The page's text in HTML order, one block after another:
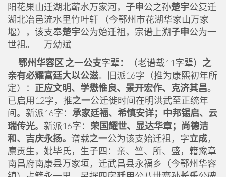
阳花果山迁湖北蕲水万家河， 子申公之孙楚宇公复迁
湖北冶邑流水里竹叶轩 （今鄂州市花湖华家山万家
堰），该支奉楚宇公为始迁祖，宗谱上溯子申公为一
世祖。 万幼斌
鄂州华容区 之一公支字辈： （老谱载11字辈） 之
亲有必耀富廷大以公滋。旧派16字（推为康熙初年所
定）： 正应文明、学懋惟良、景开宏作、克济其昌。
已启用12字，推之一公迁徙时间在明洪武至正统年
间。新派16字： 承家廷福、希慎安详；中邦锡启、云
瑞传光。新派16字： 荣国耀世、显达华章；尚德洁
和、吉庆永扬。 谱载之一公为该支始迁祖，字立成，
廪贡生，妣毕氏，生子四：亲、竺、所、盛，籍豫章
南昌府南康县万家垣，迁武昌县永福乡（今鄂州华容